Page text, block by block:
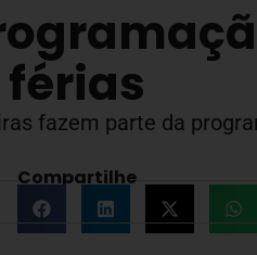
fazem parte da
Compartilhe